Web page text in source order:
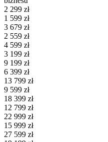
2 299 zł
1 599 zł
3 679 zł
2 559 zł
4 599 zł
3 199 zł
9 199 zł
6 399 zł
13 799 zł
9 599 zł
18 399 zł
12 799 zł
22 999 zł
15 999 zł
27 599 zł